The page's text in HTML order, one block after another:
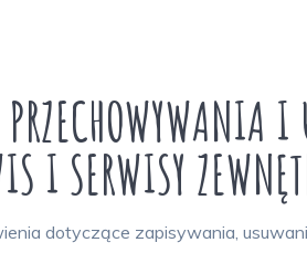
I SERWISY
dotyczące zapisywania,